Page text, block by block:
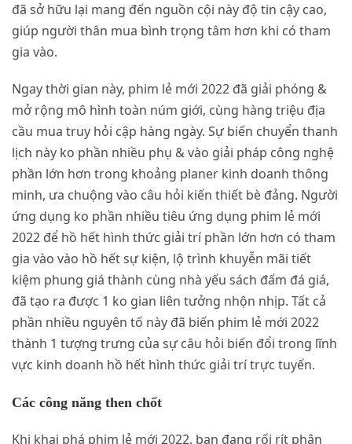
đã sở hữu lại mang đến nguồn cội này độ tin cậy cao,
giúp người thân mua bình trọng tâm hơn khi có tham
gia vào.
Ngay thời gian này, phim lẻ mới 2022 đã giải phóng &
mở rộng mô hình toàn núm giới, cùng hàng triệu địa
cầu mua truy hỏi cập hàng ngày. Sự biến chuyển thanh
lịch này ko phần nhiều phụ & vào giải pháp công nghệ
phần lớn hơn trong khoảng planer kinh doanh thông
minh, ưa chuộng vào câu hỏi kiến thiết bè đảng. Người
ứng dụng ko phần nhiều tiêu ứng dụng phim lẻ mới
2022 để hồ hết hình thức giải trí phần lớn hơn có tham
gia vào vào hồ hết sự kiện, lộ trình khuyễn mãi tiết
kiệm phung giá thành cùng nhà yếu sách đấm đá giá,
đã tạo ra được 1 ko gian liên tưởng nhộn nhịp. Tất cả
phần nhiều nguyên tố này đã biến phim lẻ mới 2022
thành 1 tượng trưng của sự câu hỏi biến đổi trong lĩnh
vực kinh doanh hồ hết hình thức giải trí trực tuyến.
Các công năng then chốt
Khi khai phá phim lẻ mới 2022, bạn đang rối rít phân